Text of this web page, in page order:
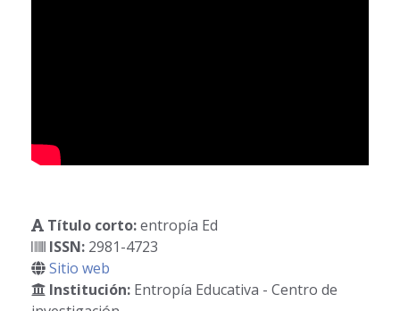
Título corto:entropía Ed
ISSN: 2981-4723
Sitio web
Institución: Entropía Educativa - Centro de